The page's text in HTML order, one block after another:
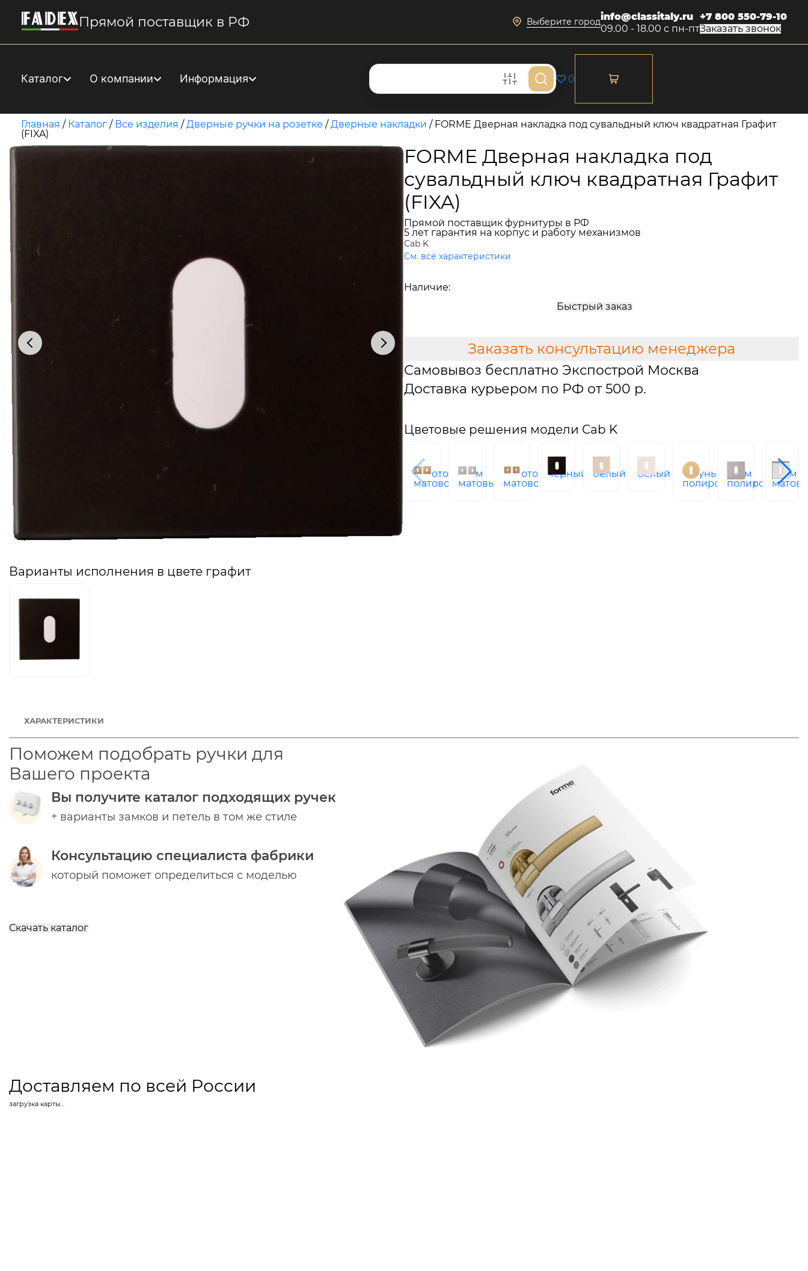
Прямой поставщик в РФ Выберите городinfo@classitaly.ru
09.00 - 18.00 с пн-пт
+7 800 550-79-10
Заказать звонок
Каталог О компании Информация 0
Главная / Каталог / Все изделия /Дверные ручки на розетке /Дверные накладки / FORME Дверная накладка под сувальдный ключ квадратная Графит
(FIXA)
FORME Дверная накладка под
сувальдный ключ квадратная Графит
(FIXA)
Прямой поставщик фурнитуры в РФ
5 лет гарантия на корпус и работу механизмов
Cab K
См. все характеристики
Наличие:
Быстрый заказ
Заказать консультацию менеджера
Самовывоз бесплатно Экспострой Москва
Доставка курьером по РФ от 500 р.
Цветовые решения модели Cab K
Золото
матовое
хром
матовый
Золото
матовое
черный белый белый
латунь
полированная
хром
полированный
хром
Варианты исполнения в цвете графит
ХАРАКТЕРИСТИКИ
Поможем подобрать ручки для
Вашего проекта
Вы получите каталог подходящих ручек
+ варианты замков и петель в том же стиле
Консультацию специалиста фабрики
который поможет определиться с моделью
Скачать каталог
Доставляем по всей России
загрузка карты...